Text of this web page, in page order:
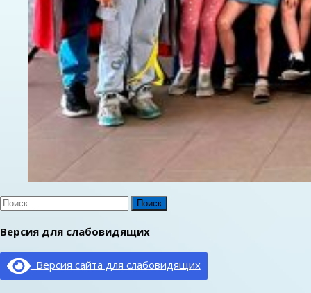
Найти:
Версия для слабовидящих
Версия сайта для слабовидящих